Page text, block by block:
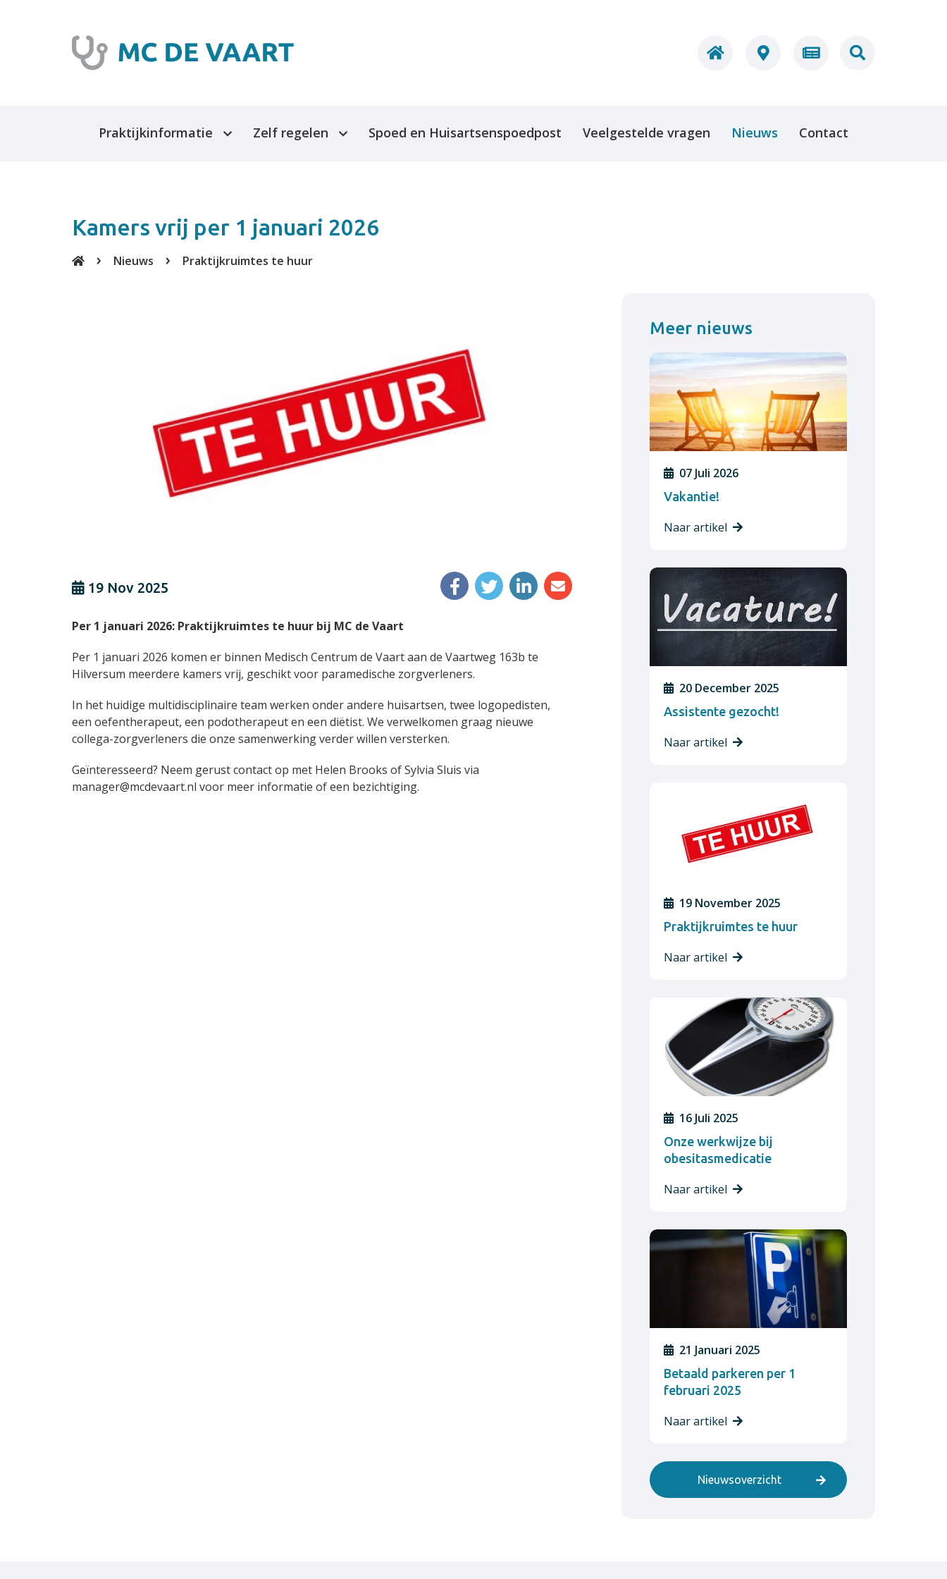
Praktijkinformatie
Spreekuur
Zelf regelen
Stel een vraag aan de
huisarts
Spoed en Huisartsenspoedpost Veelgestelde vragen Nieuws Contact
Kamers vrij per 1 januari 2026
Nieuws Praktijkruimtes te huur
19 Nov 2025
Per 1 januari 2026: Praktijkruimtes te huur bij MC de Vaart
Per 1 januari 2026 komen er binnen Medisch Centrum de Vaart aan de Vaartweg 163b te
Hilversum meerdere kamers vrij, geschikt voor paramedische zorgverleners.
In het huidige multidisciplinaire team werken onder andere huisartsen, twee logopedisten,
een oefentherapeut, een podotherapeut en een diëtist. We verwelkomen graag nieuwe
collega-zorgverleners die onze samenwerking verder willen versterken.
Geïnteresseerd? Neem gerust contact op met Helen Brooks of Sylvia Sluis via
manager@mcdevaart.nl voor meer informatie of een bezichtiging.
Meer nieuws
07 Juli 2026
Vakantie!
Naar artikel
20 December 2025
Assistente gezocht!
Naar artikel
19 November 2025
Praktijkruimtes te huur
Naar artikel
16 Juli 2025
Onze werkwijze bij
obesitasmedicatie
Naar artikel
21 Januari 2025
Betaald parkeren per 1
februari 2025
Naar artikel
Nieuwsoverzicht